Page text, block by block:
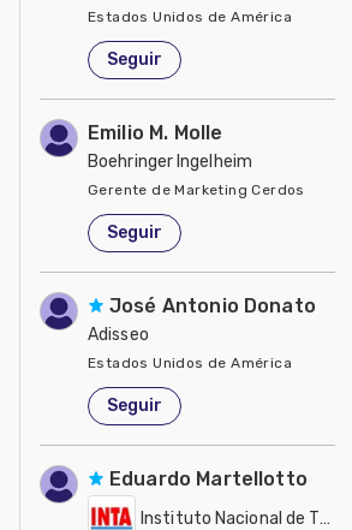
Estados Unidos de América
Seguir
Emilio M. Molle
Boehringer Ingelheim
Gerente de Marketing Cerdos
Estados Unidos de América
Seguir
José Antonio Donato
Adisseo
Estados Unidos de América
Seguir
Eduardo Martellotto
Instituto Nacional de